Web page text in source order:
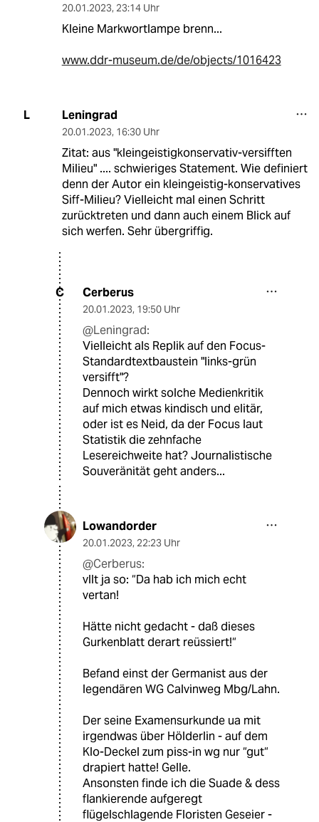
20.01.2023, 23:14 Uhr
Kleine Markwortlampe brenn...
www.ddr-museum.de/de/objects/1016423
L Leningrad
20.01.2023, 16:30 Uhr
Zitat: aus "kleingeistigkonservativ-versifften
Milieu" .... schwieriges Statement. Wie definiert
denn der Autor ein kleingeistig-konservatives
Siff-Milieu? Vielleicht mal einen Schritt
zurücktreten und dann auch einem Blick auf
sich werfen. Sehr übergriffig.
C Cerberus
20.01.2023, 19:50 Uhr
@Leningrad:
Vielleicht als Replik auf den Focus-
Standardtextbaustein "links-grün
versifft"?
Dennoch wirkt solche Medienkritik
auf mich etwas kindisch und elitär,
oder ist es Neid, da der Focus laut
Statistik die zehnfache
Lesereichweite hat? Journalistische
Souveränität geht anders...
Lowandorder
20.01.2023, 22:23 Uhr
@Cerberus:
vllt ja so: “Da hab ich mich echt
vertan!
Hätte nicht gedacht - daß dieses
Gurkenblatt derart reüssiert!“
Befand einst der Germanist aus der
legendären WG Calvinweg Mbg/Lahn.
Der seine Examensurkunde ua mit
irgendwas über Hölderlin - auf dem
Klo-Deckel zum piss-in wg nur “gut“
drapiert hatte! Gelle.
Ansonsten finde ich die Suade & dess
flankierende aufgeregt
flügelschlagende Floristen Geseier -